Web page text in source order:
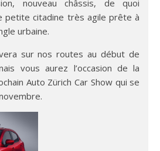
nouveau châssis, de quoi
petite citadine très agile prête à
urbaine.
sur nos routes au début de
vous aurez l’occasion de la
Auto Zürich Car Show qui se